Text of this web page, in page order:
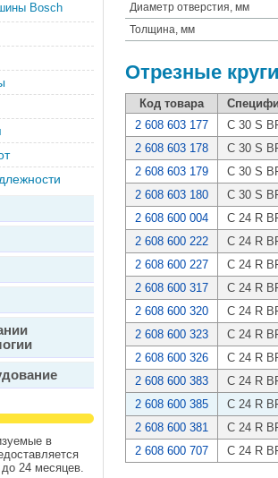
Bosch
в
24 месяцев.
Диаметр отверстия, мм
Толщина, мм
Отрезные
Код товара
2 608 603 177
C 30 S
2 608 603 178
C 30 S
2 608 603 179
C 30 S
2 608 603 180
C 30 S
2 608 600 004
C 24 R
2 608 600 222
C 24 R
2 608 600 227
C 24 R
2 608 600 317
C 24 R
2 608 600 320
C 24 R
2 608 600 323
C 24 R
2 608 600 326
C 24 R
2 608 600 383
C 24 R
2 608 600 385
C 24 R
2 608 600 381
C 24 R
2 608 600 707
C 24 R